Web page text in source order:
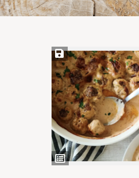
View
Ingredients
Save Recipe